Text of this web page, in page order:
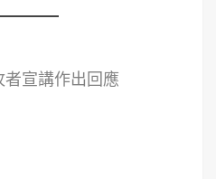
宣講作出回應